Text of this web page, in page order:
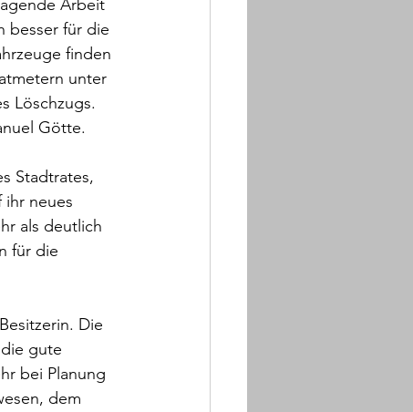
Arbeit
besser für die
finden
unter
Löschzugs.
Götte.
Stadtrates,
ihr neues
als deutlich
für die
Die
gute
bei Planung
dem